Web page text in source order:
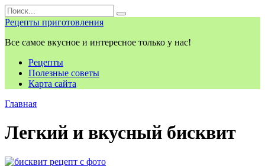
Перейти
к
контенту
Search
for:
Рецепты приготовления
Все самое вкусное и интересное только у нас!
Рецепты
Полезные советы
Карта сайта
Главная
Легкий и вкусный бисквит